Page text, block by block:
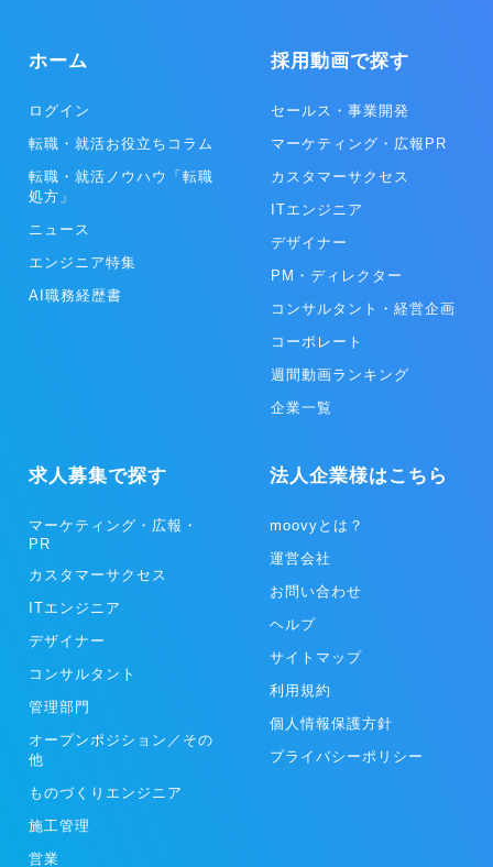
ホーム
ログイン
転職・就活お役立ちコラム
転職・就活ノウハウ「転職
処方」
ニュース
エンジニア特集
AI職務経歴書
採用動画で探す
セールス・事業開発
マーケティング・広報PR
カスタマーサクセス
ITエンジニア
デザイナー
PM・ディレクター
コンサルタント・経営企画
コーポレート
週間動画ランキング
企業一覧
求人募集で探す
マーケティング・広報・
PR
カスタマーサクセス
ITエンジニア
デザイナー
コンサルタント
管理部門
オープンポジション／その
他
ものづくりエンジニア
施工管理
営業
法人企業様はこちら
moovyとは？
運営会社
お問い合わせ
ヘルプ
サイトマップ
利用規約
個人情報保護方針
プライバシーポリシー